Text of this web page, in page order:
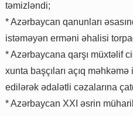
təmizləndi;
* Azərbaycan qanunları
istəməyən erməni əhalisi
* Azərbaycana qarşı müxtəlif
xunta başçıları açıq
edilərək ədalətli cəzalarına
* Azərbaycan XXI əsrin